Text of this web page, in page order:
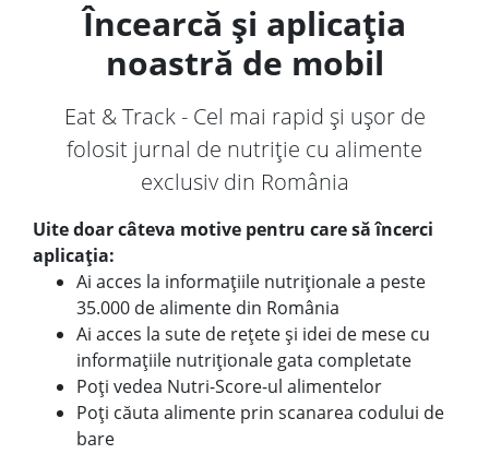
Încearcă și aplicația
noastră de mobil
Eat & Track - Cel mai rapid și ușor de
folosit jurnal de nutriție cu alimente
exclusiv din România
Uite doar câteva motive pentru care să încerci
aplicația:
Ai acces la informațiile nutriționale a peste
35.000 de alimente din România
Ai acces la sute de rețete și idei de mese cu
informațiile nutriționale gata completate
Poți vedea Nutri-Score-ul alimentelor
Poți căuta alimente prin scanarea codului de
bare